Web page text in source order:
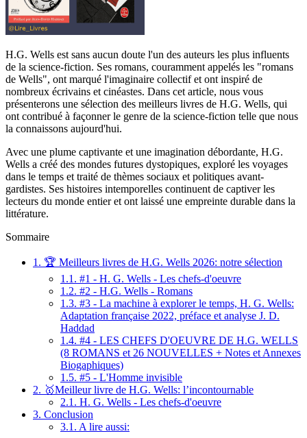
H.G. Wells est sans aucun doute l'un des auteurs les plus influents
de la science-fiction. Ses romans, couramment appelés les "romans
de Wells", ont marqué l'imaginaire collectif et ont inspiré de
nombreux écrivains et cinéastes. Dans cet article, nous vous
présenterons une sélection des meilleurs livres de H.G. Wells, qui
ont contribué à façonner le genre de la science-fiction telle que nous
la connaissons aujourd'hui.
Avec une plume captivante et une imagination débordante, H.G.
Wells a créé des mondes futures dystopiques, exploré les voyages
dans le temps et traité de thèmes sociaux et politiques avant-
gardistes. Ses histoires intemporelles continuent de captiver les
lecteurs du monde entier et ont laissé une empreinte durable dans la
littérature.
Sommaire
1. 🏆 Meilleurs livres de H.G. Wells 2026: notre sélection
1.1. #1 - H. G. Wells - Les chefs-d'oeuvre
1.2. #2 - H.G. Wells - Romans
1.3. #3 - La machine à explorer le temps, H. G. Wells:
Adaptation française 2022, préface et analyse J. D.
Haddad
1.4. #4 - LES CHEFS D'OEUVRE DE H.G. WELLS
(8 ROMANS et 26 NOUVELLES + Notes et Annexes
Biogaphiques)
1.5. #5 - L'Homme invisible
2. 🥇Meilleur livre de H.G. Wells: l’incontournable
2.1. H. G. Wells - Les chefs-d'oeuvre
3. Conclusion
3.1. A lire aussi: